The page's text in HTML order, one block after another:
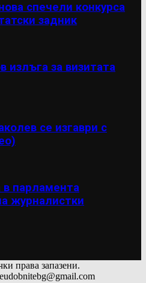
спечели конкурса
задник
за визитата
се изгаври с
парламента
журналистки
права запазени.